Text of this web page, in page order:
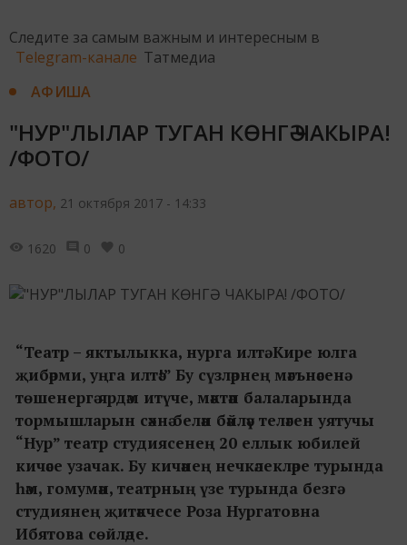
Следите за самым важным и интересным в
Telegram-канале Татмедиа
АФИША
"НУР"ЛЫЛАР ТУГАН КӨНГӘ ЧАКЫРА!
/ФОТО/
автор, 21 октября 2017 - 14:33
1620 0 0
“Театр – яктылыкка, нурга илтә. Кире юлга
җибәрми, уңга илтә!” Бу сүзләрнең мәгънәсенә
төшенергә ярдәм итүче, мәктәп балаларында
тормышларын сәхнә белән бәйләү теләген уятучы
“Нур” театр студиясенең 20 еллык юбилей
кичәсе узачак. Бу кичәнең нечкәлекләре турында
һәм, гомумән, театрның үзе турында безгә
студиянең җитәкчесе Роза Нургатовна
Ибятова сөйләде.